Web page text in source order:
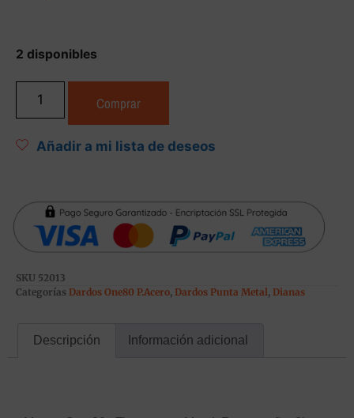
2 disponibles
Comprar
Añadir a mi lista de deseos
SKU 52013
Categorías Dardos One80 P.Acero, Dardos Punta Metal, Dianas
Descripción Información adicional